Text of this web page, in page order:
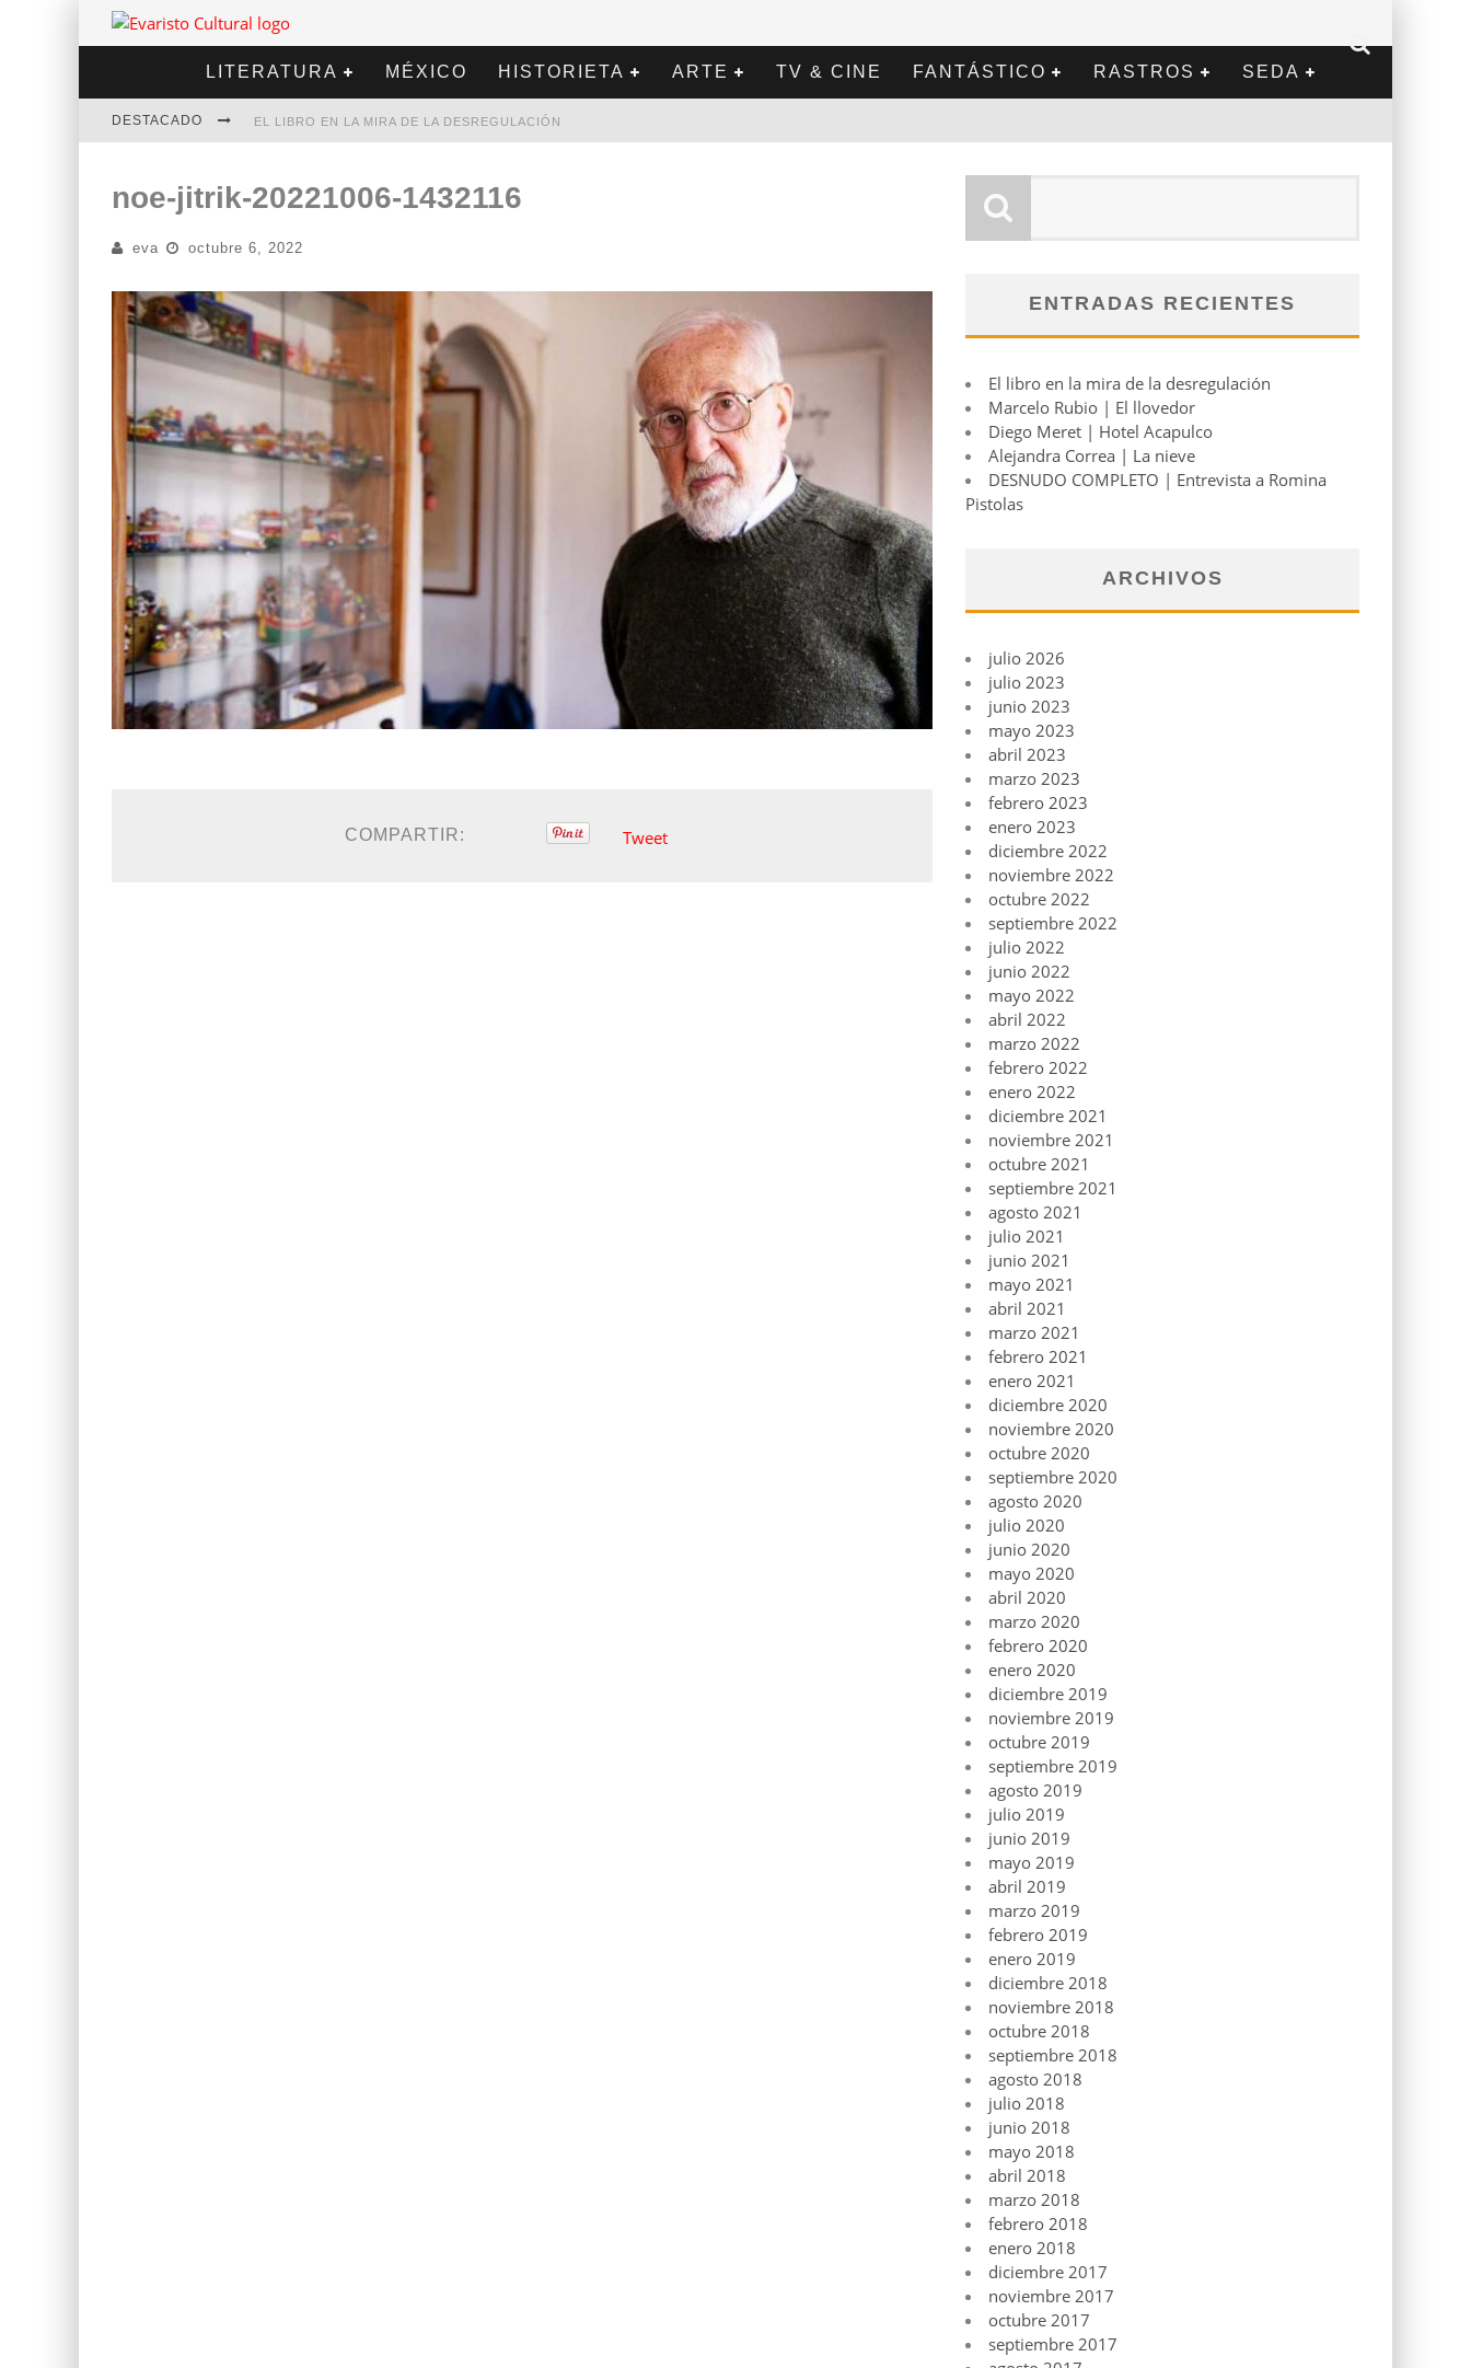
LITERATURA MÉXICO HISTORIETA ARTE TV & CINE FANTÁSTICO RASTROS SEDA
DESTACADO EL LIBRO EN LA MIRA DE LA DESREGULACIÓN
DIEGO MERET | HOTEL ACAPULCO
ALEJANDRA CORREA | LA NIEVE
noe-jitrik-20221006-1432116
eva octubre 6, 2022
COMPARTIR: Tweet
ENTRADAS RECIENTES
El libro en la mira de la desregulación
Marcelo Rubio | El llovedor
Diego Meret | Hotel Acapulco
Alejandra Correa | La nieve
DESNUDO COMPLETO | Entrevista a Romina
Pistolas
ARCHIVOS
julio 2026
julio 2023
junio 2023
mayo 2023
abril 2023
marzo 2023
febrero 2023
enero 2023
diciembre 2022
noviembre 2022
octubre 2022
septiembre 2022
julio 2022
junio 2022
mayo 2022
abril 2022
marzo 2022
febrero 2022
enero 2022
diciembre 2021
noviembre 2021
octubre 2021
septiembre 2021
agosto 2021
julio 2021
junio 2021
mayo 2021
abril 2021
marzo 2021
febrero 2021
enero 2021
diciembre 2020
noviembre 2020
octubre 2020
septiembre 2020
agosto 2020
julio 2020
junio 2020
mayo 2020
abril 2020
marzo 2020
febrero 2020
enero 2020
diciembre 2019
noviembre 2019
octubre 2019
septiembre 2019
agosto 2019
julio 2019
junio 2019
mayo 2019
abril 2019
marzo 2019
febrero 2019
enero 2019
diciembre 2018
noviembre 2018
octubre 2018
septiembre 2018
agosto 2018
julio 2018
junio 2018
mayo 2018
abril 2018
marzo 2018
febrero 2018
enero 2018
diciembre 2017
noviembre 2017
octubre 2017
septiembre 2017